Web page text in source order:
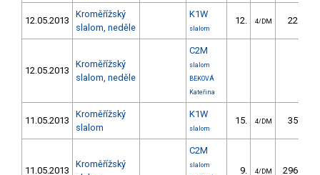
12.05.2013
Kroměřížský
slalom, neděle
K1W
slalom
12. 4/DM 22.10
12.05.2013
Kroměřížský
slalom, neděle
C2M
slalom
BEKOVÁ
Kateřina
11.05.2013
Kroměřížský
slalom
K1W
slalom
15. 4/DM 35.50
11.05.2013
Kroměřížský
C2M
slalom
9. 4/DM 296.30